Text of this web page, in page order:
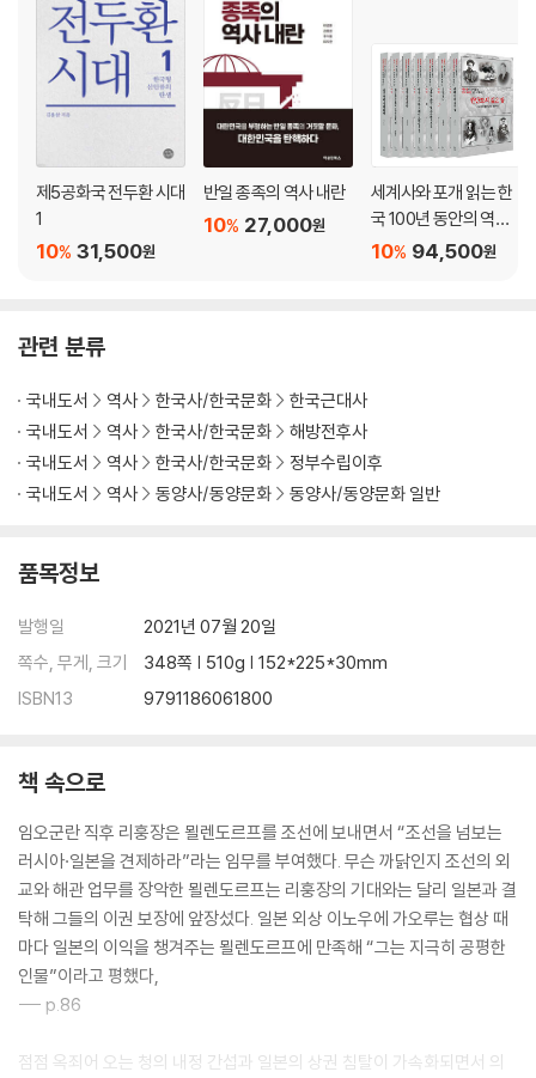
제5공화국 전두환 시대
1
31,500원
10%
반일 종족의 역사 내란
27,000원
10%
세계사와 포개 읽는 한
국 100년 동안의 역사
세트 94,500원
10%
관련 분류
국내도서 역사 한국사/한국문화
한국근대사
국내도서
역사 한국사/한국문화
해방전후사
국내도서
역사 한국사/한국문화
정부수립이후
국내도서
역사 동양사/동양문화 동양사/동양문화 일반
품목정보
발행일
2021년 07월 20일
쪽수, 무게, 크기
348쪽 | 510g | 152*225*30mm
ISBN13
9791186061800
책 속으로
임오군란 직후 리훙장은 묄렌도르프를 조선에 보내면서 “조선을 넘보는
러시아·일본을 견제하라”라는 임무를 부여했다. 무슨 까닭인지 조선의 외
교와 해관 업무를 장악한 묄렌도르프는 리훙장의 기대와는 달리 일본과 결
탁해 그들의 이권 보장에 앞장섰다. 일본 외상 이노우에 가오루는 협상 때
마다 일본의 이익을 챙겨주는 묄렌도르프에 만족해 “그는 지극히 공평한
인물”이라고 평했다,
--- p.86
점점 옥죄어 오는 청의 내정 간섭과 일본의 상권 침탈이 가속화되면서 의